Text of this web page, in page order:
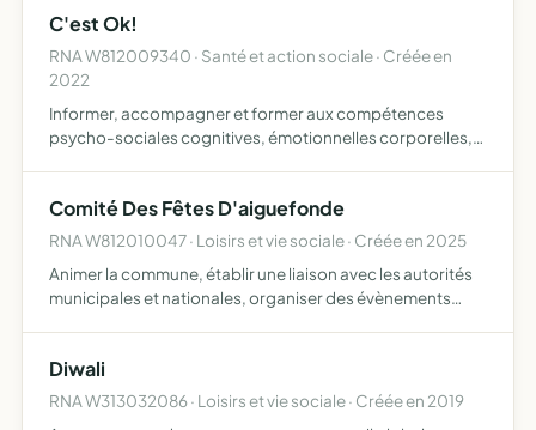
au …
C'est Ok!
RNA W812009340 · Santé et action sociale · Créée en
2022
Informer, accompagner et former aux compétences
psycho-sociales cognitives, émotionnelles corporelles,
personnes…
Comité Des Fêtes D'aiguefonde
RNA W812010047 · Loisirs et vie sociale · Créée en 2025
Animer la commune, établir une liaison avec les autorités
municipales et nationales, organiser des évènements
Diwali
RNA W313032086 · Loisirs et vie sociale · Créée en 2019